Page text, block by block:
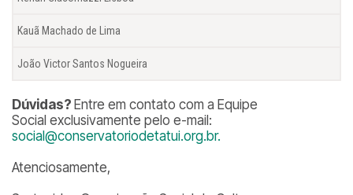
Kauã Machado de Lima
João Victor Santos Nogueira
Dúvidas? Entre em contato com a Equipe
Social exclusivamente pelo e-mail:
social@conservatoriodetatui.org.br.
Atenciosamente,